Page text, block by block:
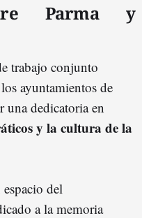
Parma y
trabajo conjunto
ayuntamientos de
una dedicatoria en
y la cultura de la
del
a la memoria